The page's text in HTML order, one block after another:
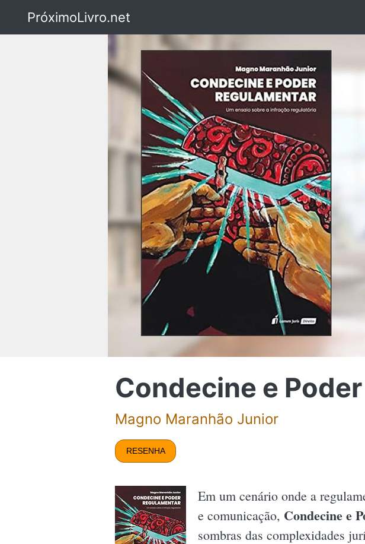
PróximoLivro.net
Condecine e
Magno Maranhão Junior
RESENHA
Em um cenário onde a
e comunicação, Condecine e
sombras das complexidades